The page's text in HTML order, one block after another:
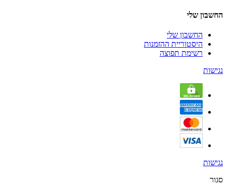
החשבון שלי
החשבון שלי
היסטוריית ההזמנות
רשימת תפוצה
נגישות
נגישות
סגור